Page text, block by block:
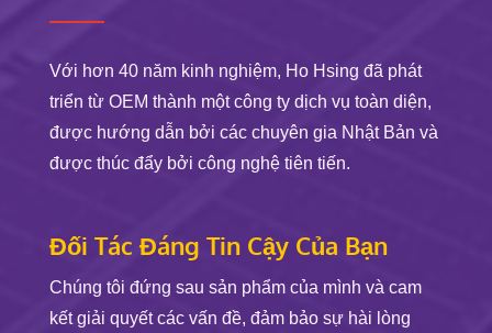
Với hơn 40 năm kinh nghiệm, Ho Hsing đã phát
triển từ OEM thành một công ty dịch vụ toàn diện,
được hướng dẫn bởi các chuyên gia Nhật Bản và
được thúc đẩy bởi công nghệ tiên tiến.
Đối Tác Đáng Tin Cậy Của Bạn
Chúng tôi đứng sau sản phẩm của mình và cam
kết giải quyết các vấn đề, đảm bảo sự hài lòng